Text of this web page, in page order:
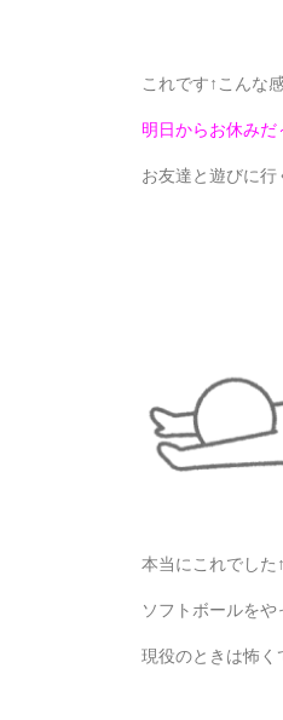
これです↑こんな
明日からお休みだ
お友達と遊びに行
本当にこれでした↑
ソフトボールを
現役のときは怖く